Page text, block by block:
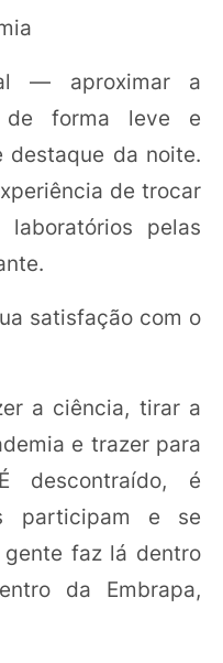
— aproximar a
de forma leve e
da noite.
de trocar
pelas
satisfação com o
a ciência, tirar a
e trazer para
é
participam e se
faz lá dentro
da Embrapa,